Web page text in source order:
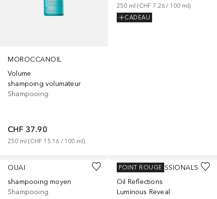
MOROCCANOIL
Volume
shampoing volumateur
Shampooing
CHF 37.90
250 ml (CHF 15.16 / 100 ml)
250 ml (CHF 7.26 / 100 ml)
CADEAU
OUAI
shampooing moyen
Shampooing
WELLA PROFESSIONALS
Oil Reflections
Luminous Reveal
POINT ROUGE